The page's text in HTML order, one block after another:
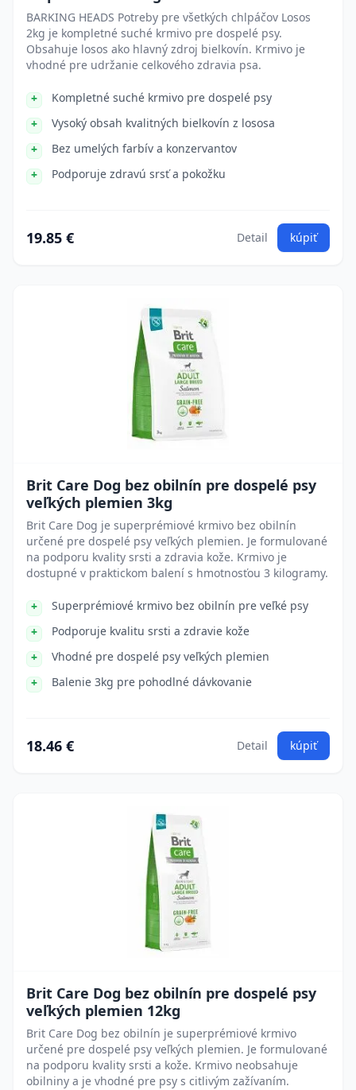
BARKING HEADS Potreby pre všetkých chlpáčov Losos
2kg je kompletné suché krmivo pre dospelé psy.
Obsahuje losos ako hlavný zdroj bielkovín. Krmivo je
vhodné pre udržanie celkového zdravia psa.
Kompletné suché krmivo pre dospelé psy
Vysoký obsah kvalitných bielkovín z lososa
Bez umelých farbív a konzervantov
Podporuje zdravú srsť a pokožku
19.85 € Detail kúpiť
Brit Care Dog bez obilnín pre dospelé psy
veľkých plemien 3kg
Brit Care Dog je superprémiové krmivo bez obilnín
určené pre dospelé psy veľkých plemien. Je formulované
na podporu kvality srsti a zdravia kože. Krmivo je
dostupné v praktickom balení s hmotnosťou 3 kilogramy.
Superprémiové krmivo bez obilnín pre veľké psy
Podporuje kvalitu srsti a zdravie kože
Vhodné pre dospelé psy veľkých plemien
Balenie 3kg pre pohodlné dávkovanie
18.46 € Detail kúpiť
Brit Care Dog bez obilnín pre dospelé psy
veľkých plemien 12kg
Brit Care Dog bez obilnín je superprémiové krmivo
určené pre dospelé psy veľkých plemien. Je formulované
na podporu kvality srsti a kože. Krmivo neobsahuje
obilniny a je vhodné pre psy s citlivým zažívaním.